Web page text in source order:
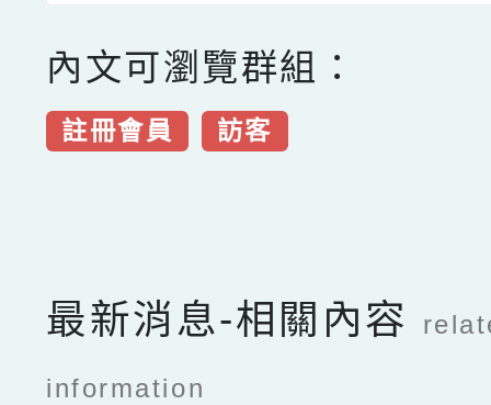
內文可瀏覽群組：
註冊會員 訪客
最新消息-相關內容
information